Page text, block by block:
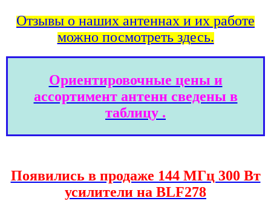
Отзывы о наших антеннах и их работе
можно посмотреть здесь.
Ориентировочные цены и
ассортимент антенн сведены в
таблицу .
Появились в продаже 144 МГц 300 Вт
усилители на BLF278